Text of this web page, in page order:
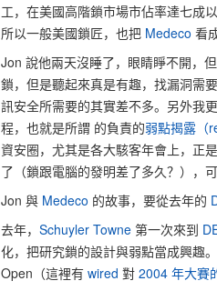
工，在美國高階鎖市場市佔率達七成
所以一般美國鎖匠，也把 Medeco 看
Jon 說他兩天沒睡了，眼睛睜不開，
鎖，但是聽起來真是有趣，找漏洞需
訊安全所需要的其實差不多。另外我
程，也就是所謂 的負責的弱點揭露（
資安圈，尤其是各大駭客年會上，正
了（鎖跟電腦的發明差了多久？），
Jon 與 Medeco 的故事，要從去年的
去年， Schuyler Towne 第一次來到
化，把研究鎖的設計與弱點當成興趣
Open（這裡有 wired 對 2004 年大賽